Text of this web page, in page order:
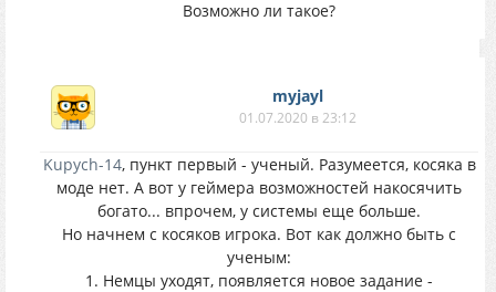
Возможно ли такое?
myjayl
01.07.2020 в 23:12
Kupych-14, пункт первый - ученый. Разумеется, косяка в
моде нет. А вот у геймера возможностей накосячить
богато... впрочем, у системы еще больше.
Но начнем с косяков игрока. Вот как должно быть с
ученым:
1. Немцы уходят, появляется новое задание -